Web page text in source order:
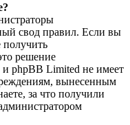
свод правил. Если вы
решение
phpBB Limited не имеет
вынесенным
за что получили